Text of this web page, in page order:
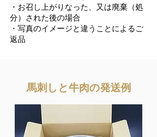
・お召し上がりなった、又は廃棄（処
分）された後の場合
・写真のイメージと違うことによるご
返品
馬刺しと牛肉の発送例